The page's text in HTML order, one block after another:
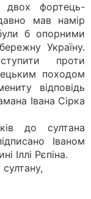
двох фортець-
мав намір
б опорними
Україну.
проти
походом
відповідь
Івана Сірка
до султана
Іваном
Іллі Рєпіна.